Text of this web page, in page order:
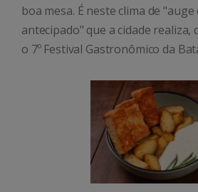
boa mesa. É neste clima de
antecipado" que a cidade realiza,
o 7º Festival Gastronômico da